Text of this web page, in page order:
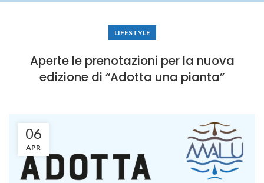
LIFESTYLE
Aperte le prenotazioni per la nuova
edizione di “Adotta una pianta”
06
APR